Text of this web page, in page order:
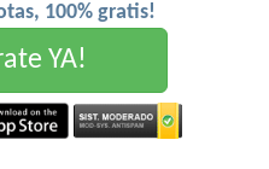
100% gratis!
YA!